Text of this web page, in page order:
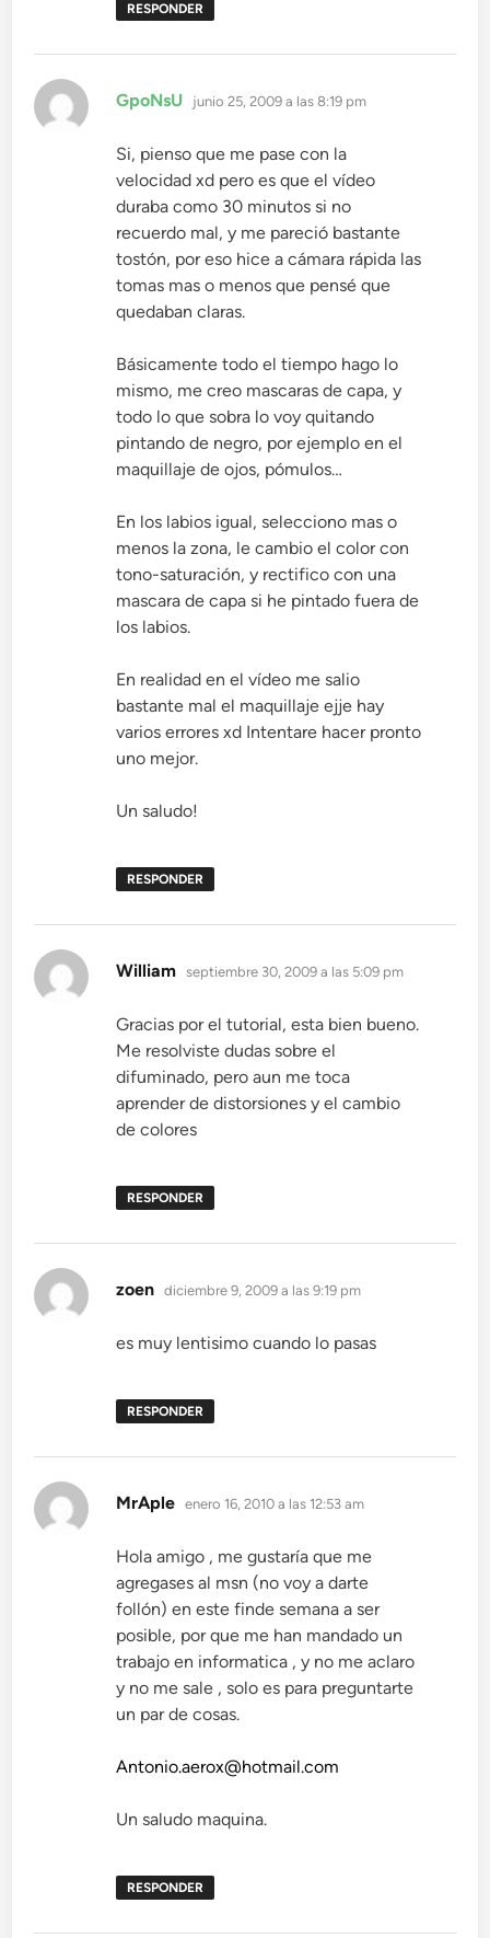
RESPONDER
GpoNsU dice:
junio 25, 2009 a las 8:19 pm
Si, pienso que me pase con la
velocidad xd pero es que el vídeo
duraba como 30 minutos si no
recuerdo mal, y me pareció bastante
tostón, por eso hice a cámara rápida las
tomas mas o menos que pensé que
quedaban claras.
Básicamente todo el tiempo hago lo
mismo, me creo mascaras de capa, y
todo lo que sobra lo voy quitando
pintando de negro, por ejemplo en el
maquillaje de ojos, pómulos…
En los labios igual, selecciono mas o
menos la zona, le cambio el color con
tono-saturación, y rectifico con una
mascara de capa si he pintado fuera de
los labios.
En realidad en el vídeo me salio
bastante mal el maquillaje ejje hay
varios errores xd Intentare hacer pronto
uno mejor.
Un saludo!
RESPONDER
William dice:
septiembre 30, 2009 a las 5:09 pm
Gracias por el tutorial, esta bien bueno.
Me resolviste dudas sobre el
difuminado, pero aun me toca
aprender de distorsiones y el cambio
de colores
RESPONDER
zoen dice:
diciembre 9, 2009 a las 9:19 pm
es muy lentisimo cuando lo pasas
RESPONDER
MrAple dice:
enero 16, 2010 a las 12:53 am
Hola amigo , me gustaría que me
agregases al msn (no voy a darte
follón) en este finde semana a ser
posible, por que me han mandado un
trabajo en informatica , y no me aclaro
y no me sale , solo es para preguntarte
un par de cosas.
Antonio.aerox@hotmail.com
Un saludo maquina.
RESPONDER